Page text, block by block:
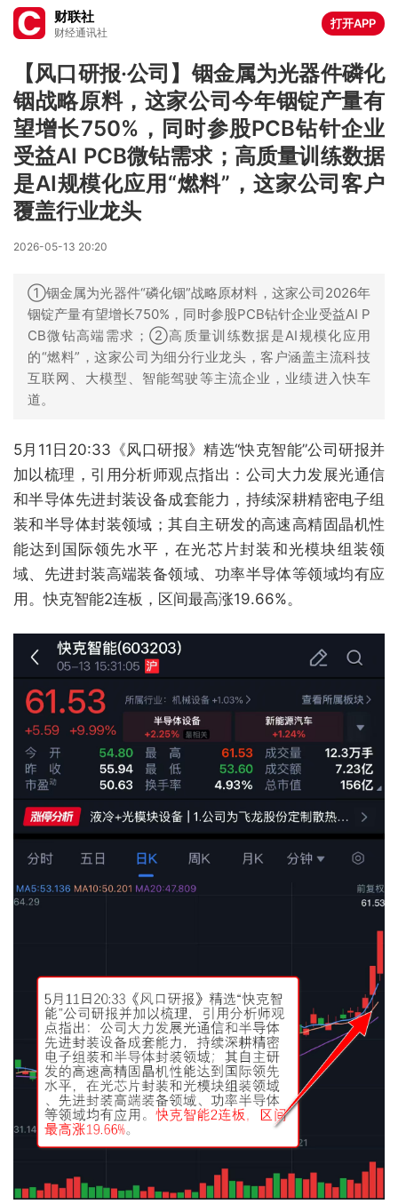
财联社
财经通讯社
打开APP
【风口研报·公司】铟金属为光器件磷化
铟战略原料，这家公司今年铟锭产量有
望增长750%，同时参股PCB钻针企业
受益AI PCB微钻需求；高质量训练数据
是AI规模化应用“燃料”，这家公司客户
覆盖行业龙头
2026-05-13 20:20
①铟金属为光器件“磷化铟”战略原材料，这家公司2026年
铟锭产量有望增长750%，同时参股PCB钻针企业受益AI P
CB微钻高端需求；②高质量训练数据是AI规模化应用
的“燃料”，这家公司为细分行业龙头，客户涵盖主流科技
互联网、大模型、智能驾驶等主流企业，业绩进入快车
道。
5月11日20:33《风口研报》精选“快克智能”公司研报并
加以梳理，引用分析师观点指出：公司大力发展光通信
和半导体先进封装设备成套能力，持续深耕精密电子组
装和半导体封装领域；其自主研发的高速高精固晶机性
能达到国际领先水平，在光芯片封装和光模块组装领
域、先进封装高端装备领域、功率半导体等领域均有应
用。快克智能2连板，区间最高涨19.66%。